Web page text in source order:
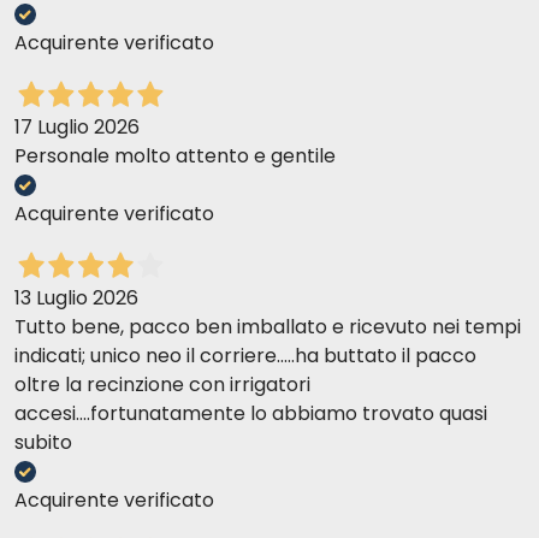
Acquirente verificato
17 Luglio 2026
Personale molto attento e gentile
Acquirente verificato
13 Luglio 2026
Tutto bene, pacco ben imballato e ricevuto nei tempi
indicati; unico neo il corriere.....ha buttato il pacco
oltre la recinzione con irrigatori
accesi....fortunatamente lo abbiamo trovato quasi
subito
Acquirente verificato